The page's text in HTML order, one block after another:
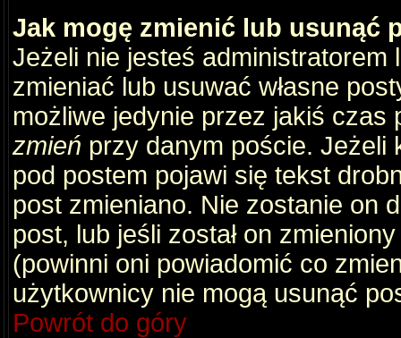
Jak mogę zmienić lub usunąć
Jeżeli nie jesteś
zmieniać lub usuwać własne
możliwe jedynie przez jakiś
zmień przy danym poście. Jeżeli
pod postem pojawi się tekst
post zmieniano. Nie zostanie on
post, lub jeśli został on
(powinni oni powiadomić co
użytkownicy nie mogą usunąć
Powrót do góry